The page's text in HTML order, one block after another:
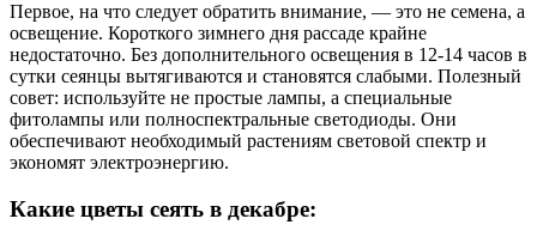
Первое, на что следует обратить внимание, — это не семена, а
освещение. Короткого зимнего дня рассаде крайне
недостаточно. Без дополнительного освещения в 12-14 часов в
сутки сеянцы вытягиваются и становятся слабыми. Полезный
совет: используйте не простые лампы, а специальные
фитолампы или полноспектральные светодиоды. Они
обеспечивают необходимый растениям световой спектр и
экономят электроэнергию.
Какие цветы сеять в декабре: